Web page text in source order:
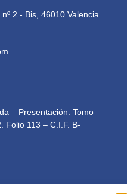
2 - Bis, 46010 Valencia
– Presentación: Tomo
Folio 113 – C.I.F. B-